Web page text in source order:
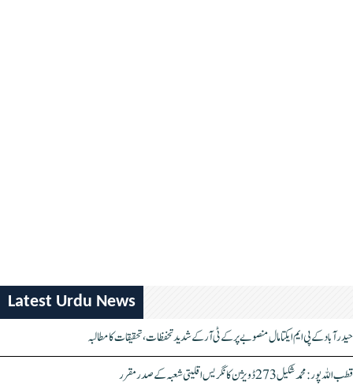
Latest Urdu News
حیدرآباد کے پی ایم ایکتا مال منصوبے پر کے ٹی آر کے شدید تحفظات، تحقیقات کا مطالبہ
قطب اللہ پور: محمد شکیل 273 ڈویژن کانگریس اقلیتی شعبہ کے صدر مقرر